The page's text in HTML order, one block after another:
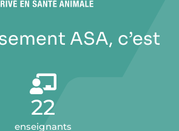
ASA, c’est
22
enseignants